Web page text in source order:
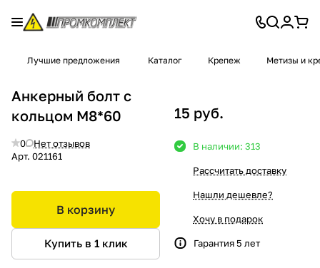
Лучшие предложения Каталог Крепеж Метизы и
Анкерный болт с
кольцом М8*60
0
Нет отзывов
Арт. 021161
В корзину
Купить в 1 клик
15 руб.
В наличии: 313
Рассчитать доставку
Нашли дешевле?
Хочу в подарок
Гарантия 5 лет